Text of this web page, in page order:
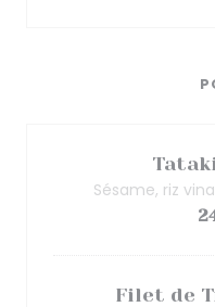
Sésame, riz
Filet de